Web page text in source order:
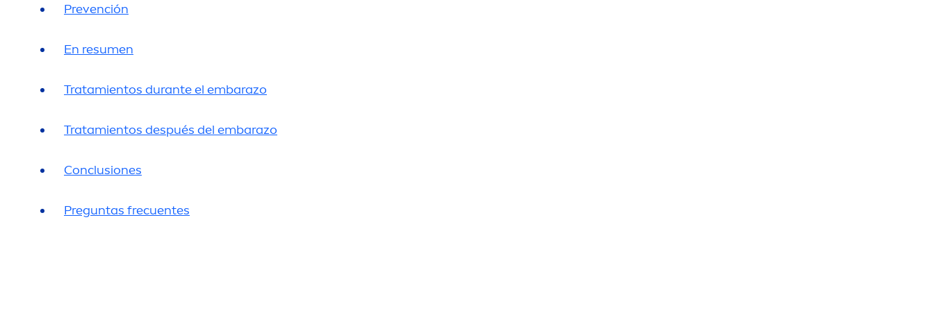
Prevención
En resumen
Tratamientos durante el embarazo
Tratamientos después del embarazo
Conclusiones
Preguntas frecuentes